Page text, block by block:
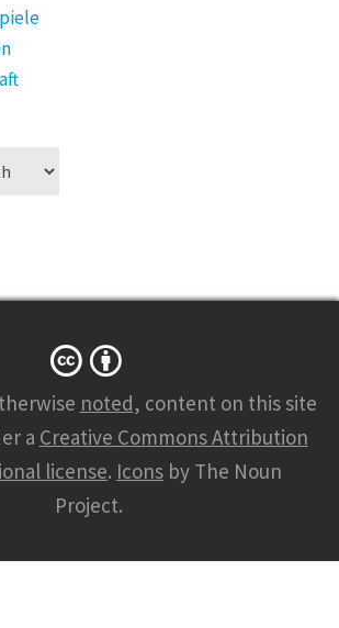
noted, content on this site
a Creative Commons Attribution
license. Icons by The Noun
Project.